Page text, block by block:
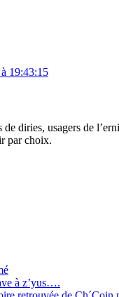
19:43:15
diries, usagers de
par choix.
à z’yus….